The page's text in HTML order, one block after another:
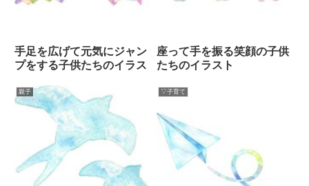
手足を広げて元気にジャン
プをする子供たちのイラス
座って手を振る笑顔の子供
たちのイラスト
親子 ▽子育て